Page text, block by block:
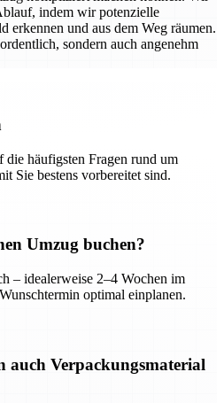
indem wir potenzielle
erkennen und aus dem Weg räumen.
sondern auch angenehm
häufigsten Fragen rund um
Sie bestens vorbereitet sind.
Umzug buchen?
– idealerweise 2–4 Wochen im
optimal einplanen.
auch Verpackungsmaterial